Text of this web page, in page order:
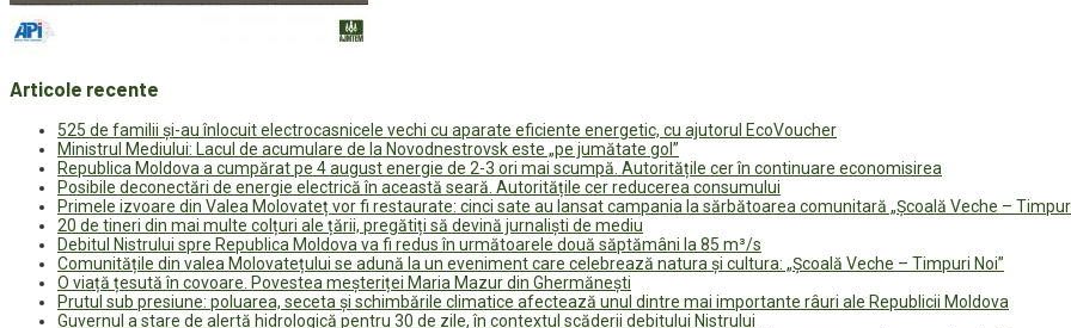
Articole recente
525 de familii și-au înlocuit electrocasnicele vechi cu aparate eficiente energetic, cu ajutorul EcoVoucher
Ministrul Mediului: Lacul de acumulare de la Novodnestrovsk este „pe jumătate gol”
Republica Moldova a cumpărat pe 4 august energie de 2-3 ori mai scumpă. Autoritățile cer în continuare economisirea
Posibile deconectări de energie electrică în această seară. Autoritățile cer reducerea consumului
Primele izvoare din Valea Molovateț vor fi restaurate: cinci sate au lansat campania la sărbătoarea comunitară „Școală Veche –
20 de tineri din mai multe colțuri ale țării, pregătiți să devină jurnaliști de mediu
Debitul Nistrului spre Republica Moldova va fi redus în următoarele două săptămâni la 85 m³/s
Comunitățile din valea Molovatețului se adună la un eveniment care celebrează natura și cultura: „Școală Veche – Timpuri Noi”
O viață țesută în covoare. Povestea meșteriței Maria Mazur din Ghermănești
Prutul sub presiune: poluarea, seceta și schimbările climatice afectează unul dintre mai importante râuri ale Republicii Moldova
Guvernul a stare de alertă hidrologică pentru 30 de zile, în contextul scăderii debitului Nistrului